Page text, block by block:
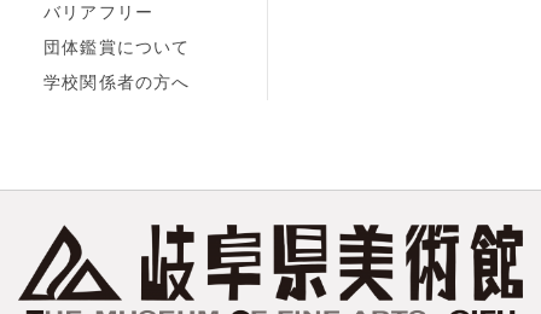
バリアフリー
団体鑑賞について
学校関係者の方へ